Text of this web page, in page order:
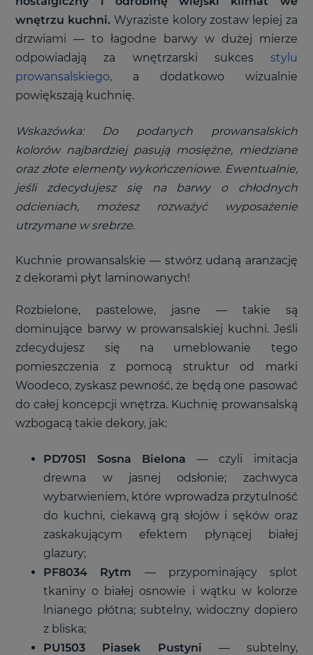
wnętrzu kuchni. Wyraziste kolory zostaw lepiej za
drzwiami — to łagodne barwy w dużej mierze
odpowiadają za wnętrzarski sukces stylu
prowansalskiego, a dodatkowo wizualnie
powiększają kuchnię.
Wskazówka: Do podanych prowansalskich
kolorów najbardziej pasują mosiężne, miedziane
oraz złote elementy wykończeniowe. Ewentualnie,
jeśli zdecydujesz się na barwy o chłodnych
odcieniach, możesz rozważyć wyposażenie
utrzymane w srebrze.
Kuchnie prowansalskie — stwórz udaną aranżację
z dekorami płyt laminowanych!
Rozbielone, pastelowe, jasne — takie są
dominujące barwy w prowansalskiej kuchni. Jeśli
zdecydujesz się na umeblowanie tego
pomieszczenia z pomocą struktur od marki
Woodeco, zyskasz pewność, że będą one pasować
do całej koncepcji wnętrza. Kuchnię prowansalską
wzbogacą takie dekory, jak:
PD7051 Sosna Bielona — czyli imitacja
drewna w jasnej odsłonie; zachwyca
wybarwieniem, które wprowadza przytulność
do kuchni, ciekawą grą słojów i sęków oraz
zaskakującym efektem płynącej białej
glazury;
PF8034 Rytm — przypominający splot
tkaniny o białej osnowie i wątku w kolorze
lnianego płótna; subtelny, widoczny dopiero
z bliska;
PU1503 Piasek Pustyni — subtelny,